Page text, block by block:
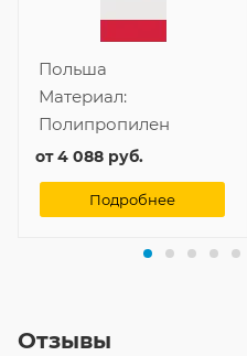
Польша
Материал:
Полипропилен
от4 088 руб.
Подробнее
Отзывы